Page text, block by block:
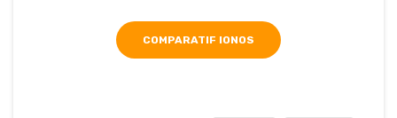
COMPARATIF IONOS